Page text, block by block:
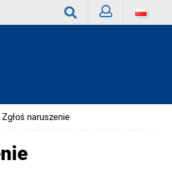
Zgłoś naruszenie